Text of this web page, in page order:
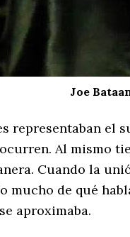
Joe
representaban el
Al mismo
Cuando la
mucho de qué
aproximaba.